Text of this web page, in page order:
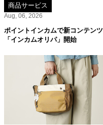
商品サービス
Aug, 06, 2026
ポイントインカムで新コンテンツ
「インカムオリパ」開始